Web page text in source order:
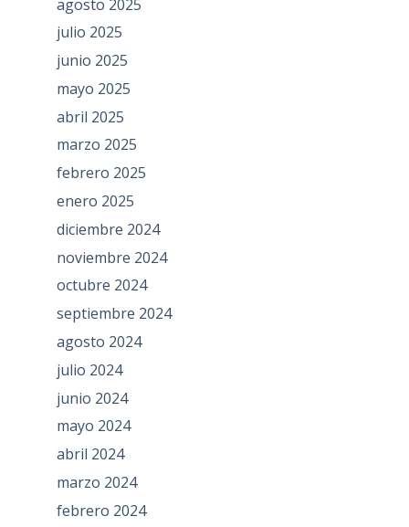
agosto 2025
julio 2025
junio 2025
mayo 2025
abril 2025
marzo 2025
febrero 2025
enero 2025
diciembre 2024
noviembre 2024
octubre 2024
septiembre 2024
agosto 2024
julio 2024
junio 2024
mayo 2024
abril 2024
marzo 2024
febrero 2024